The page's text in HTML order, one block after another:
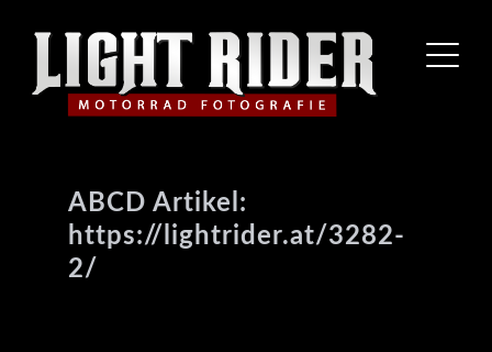
ABCD Artikel:
https://lightrider.at/3282-
2/